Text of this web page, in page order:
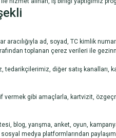
ad, soyad, TC kimlik
toplanan çerez verileri ile
tedarikçilerimiz, diğer satış
vermek gibi amaçlarla, kartvizit,
blog, yarışma, anket, oyun,
medya platformlarından